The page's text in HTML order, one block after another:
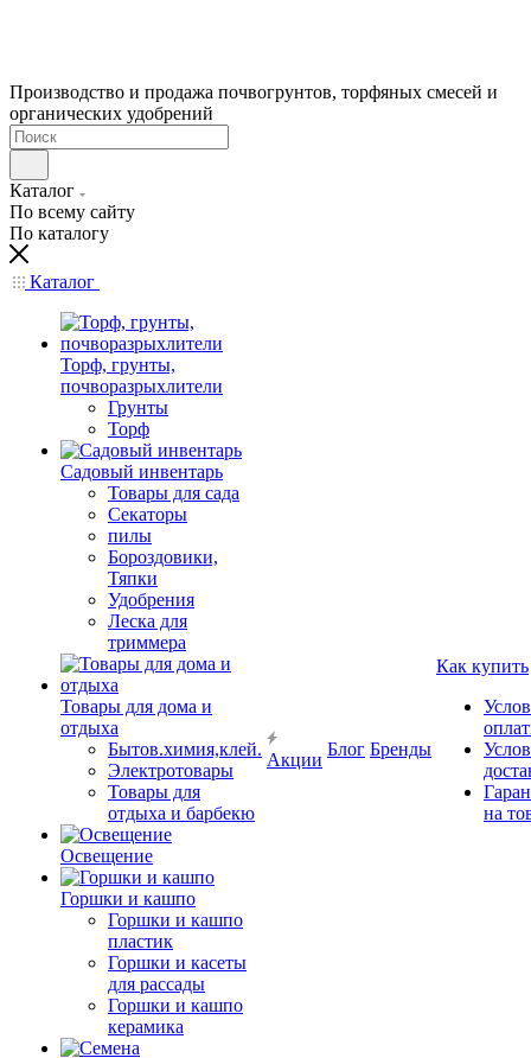
Производство и продажа почвогрунтов, торфяных смесей и
органических удобрений
Каталог
По всему сайту
По каталогу
Каталог
Торф, грунты,
почворазрыхлители
Грунты
Торф
Садовый инвентарь
Товары для сада
Секаторы
пилы
Бороздовики,
Тяпки
Удобрения
Леска для
триммера
Товары для дома и
отдыха
Бытов.химия,клей.
Электротовары
Товары для
отдыха и барбекю
Освещение
Горшки и кашпо
Горшки и кашпо
пластик
Горшки и касеты
для рассады
Горшки и кашпо
керамика
Акции
Блог Бренды
Как купить
на